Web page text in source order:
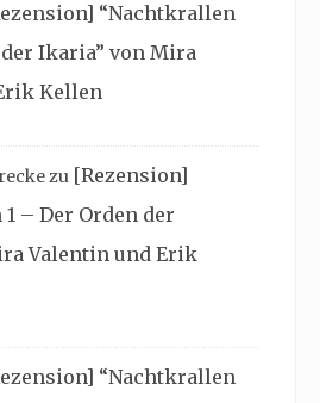
“Nachtkrallen
der Ikaria” von Mira
Kellen
zu [Rezension]
– Der Orden der
Valentin und Erik
“Nachtkrallen